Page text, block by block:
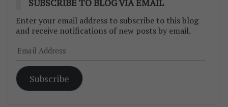
SUBSCRIBE TO BLOG VIA EMAIL
Enter your email address to subscribe to this blog
and receive notifications of new posts by email.
Email
Address
Subscribe